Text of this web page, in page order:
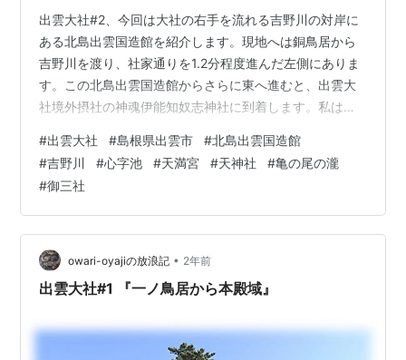
出雲大社#2、今回は大社の右手を流れる吉野川の対岸に
ある北島出雲国造館を紹介します。現地へは銅鳥居から
吉野川を渡り、社家通りを1.2分程度進んだ左側にありま
す。この北島出雲国造館からさらに東へ進むと、出雲大
社境外摂社の神魂伊能知奴志神社に到着します。私は訪
わずか2～3分程度の距離にあったようです。 出雲教 北島
出雲国造館大門。外観からは、それが寺なのか神社なの
か判断が難しいです。大門の左には宗教法人出雲教の木
札が掛けられています。往古の出雲大社の出雲国造家は
南北朝時代まで一子相伝で継がれてきました。ある時期
から、千家家と北島家の二家がともに出雲…
#出雲大社 #島根県出雲市 #北島出雲国造館
#吉野川 #心字池 #天満宮 #天神社 #亀の尾の瀧
#御三社
owari-oyajiの放浪記 • 2年前
出雲大社#1 『一ノ鳥居から本殿域』